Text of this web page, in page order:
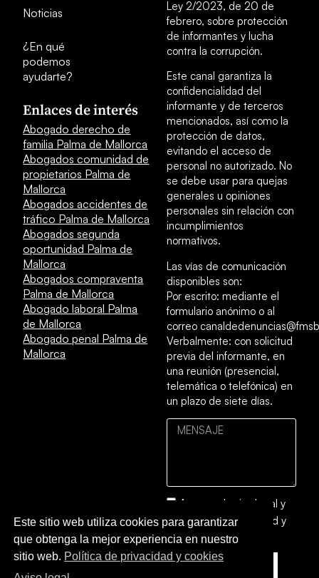
Noticias
¿En qué
podemos
ayudarte?
Enlaces de interés
Abogado derecho de
familia Palma de Mallorca
Abogados comunidad de
propietarios Palma de
Mallorca
Abogados accidentes de
tráfico Palma de Mallorca
Abogados segunda
oportunidad Palma de
Mallorca
Abogados compraventa
Palma de Mallorca
Abogado laboral Palma
de Mallorca
Abogado penal Palma de
Mallorca
Ley 2/2023, de 20 de
febrero, sobre protección
de informantes y lucha
contra la corrupción.
Este canal garantiza la
confidencialidad del
informante y de terceros
mencionados, así como la
protección de datos,
evitando el acceso de
personal no autorizado. No
se debe usar para quejas
generales u opiniones
personales sin relación con
incumplimientos
normativos.
Las vías de comunicación
disponibles son:
Por escrito: mediante el
formulario anónimo o al
correo
Verbalmente: con solicitud
previa del informante, en
una reunión (presencial,
telemática o telefónica) en
un plazo de siete días.
Acepto el aviso legal y
lapolítica de privacidad y
cookies
Este sitio web utiliza cookies para garantizar
que obtenga la mejor experiencia en nuestro
sitio web. Política de privacidad y cookies